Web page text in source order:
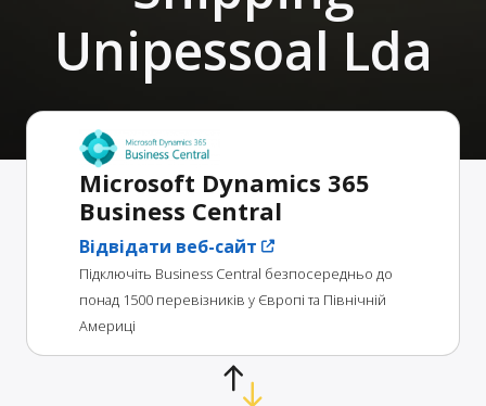
Unipessoal Lda
Microsoft Dynamics 365
Business Central
Відвідати веб-сайт
Підключіть Business Central безпосередньо до
понад 1500 перевізників у Європі та Північній
Америці